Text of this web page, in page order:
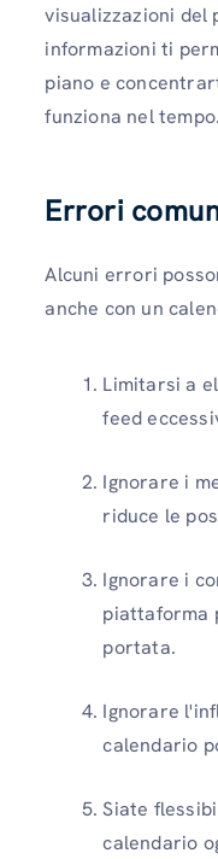
visualizzazioni del
informazioni ti
piano e
funziona nel tempo.
Errori
Alcuni errori
anche con un
Limitarsi a
feed
Ignorare i
riduce le
Ignorare i
piattaforma
portata.
Ignorare
calendario
Siate
calendario